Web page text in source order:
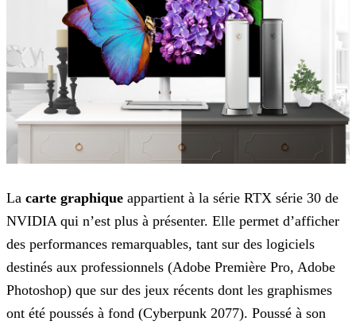
La carte graphique appartient à la série RTX série 30 de
NVIDIA qui n’est plus à présenter. Elle permet d’afficher
des performances remarquables, tant sur des logiciels
destinés aux professionnels (Adobe Première Pro, Adobe
Photoshop) que sur des jeux récents dont les graphismes
ont été poussés à fond (Cyberpunk 2077). Poussé à son